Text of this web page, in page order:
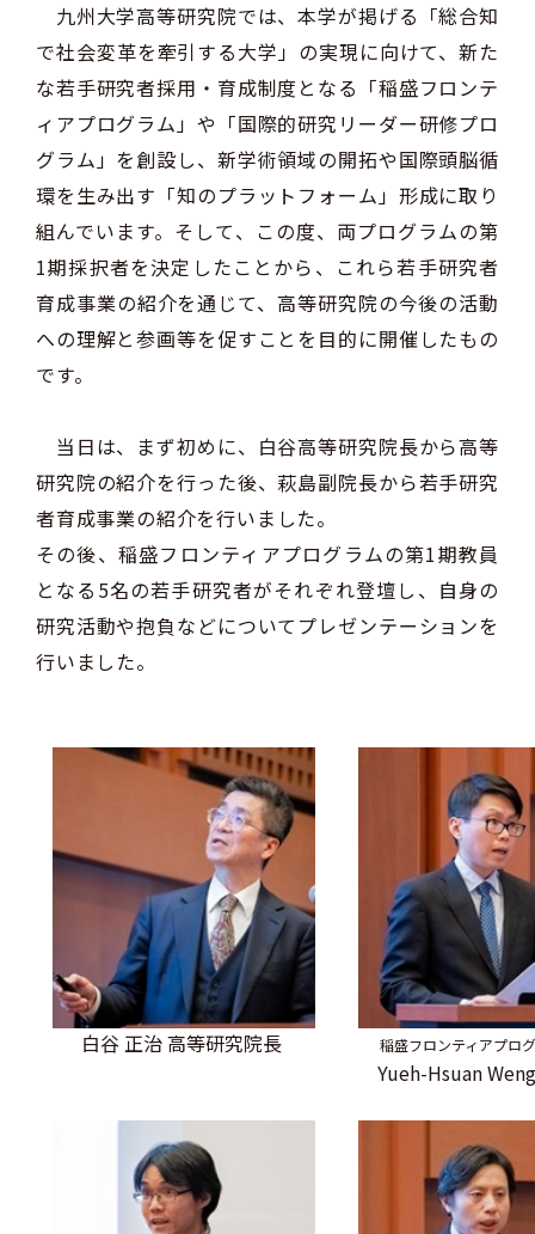
九州大学高等研究院では、本学が掲げる「総合知
で社会変革を牽引する大学」の実現に向けて、新た
な若手研究者採用・育成制度となる「稲盛フロンテ
ィアプログラム」や「国際的研究リーダー研修プロ
グラム」を創設し、新学術領域の開拓や国際頭脳循
環を生み出す「知のプラットフォーム」形成に取り
組んでいます。そして、この度、両プログラムの第
1期採択者を決定したことから、これら若手研究者
育成事業の紹介を通じて、高等研究院の今後の活動
への理解と参画等を促すことを目的に開催したもの
です。
当日は、まず初めに、白谷高等研究院長から高等
研究院の紹介を行った後、萩島副院長から若手研究
者育成事業の紹介を行いました。
その後、稲盛フロンティアプログラムの第1期教員
となる5名の若手研究者がそれぞれ登壇し、自身の
研究活動や抱負などについてプレゼンテーションを
行いました。
白谷 正治 高等研究院長 稲盛フロンティアプロ
Yueh-Hsuan